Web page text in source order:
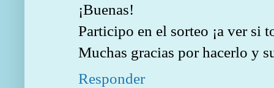
¡Buenas!
Participo en el sorteo ¡a ver si
Muchas gracias por hacerlo y
Responder